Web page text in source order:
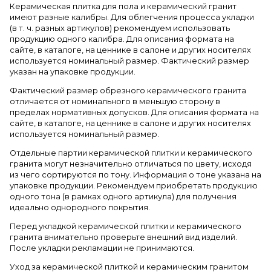
Керамическая плитка для пола и керамический гранит
имеют разные калибры. Для облегчения процесса укладки
(в т. ч. разных артикулов) рекомендуем использовать
продукцию одного калибра. Для описания формата на
сайте, в каталоге, на ценнике в салоне и других носителях
используется номинальный размер. Фактический размер
указан на упаковке продукции.
Фактический размер обрезного керамического гранита
отличается от номинального в меньшую сторону в
пределах нормативных допусков. Для описания формата на
сайте, в каталоге, на ценнике в салоне и других носителях
используется номинальный размер.
Отдельные партии керамической плитки и керамического
гранита могут незначительно отличаться по цвету, исходя
из чего сортируются по тону. Информация о тоне указана на
упаковке продукции. Рекомендуем приобретать продукцию
одного тона (в рамках одного артикула) для получения
идеально однородного покрытия.
Перед укладкой керамической плитки и керамического
гранита внимательно проверьте внешний вид изделий.
После укладки рекламации не принимаются.
Уход за керамической плиткой и керамическим гранитом